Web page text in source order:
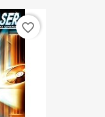
favorite_border